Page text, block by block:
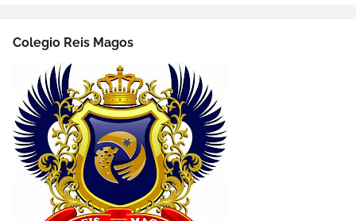
Colegio Reis Magos